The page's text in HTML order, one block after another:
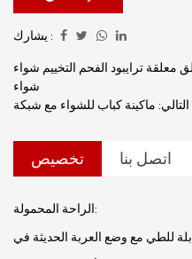
يشارك :
معلقة ترايبود الفحم التخييم شواء
شواء
التالي: ماكينة كباب للشواء مع شبكة
تخصيص اتصل بنا
الراحة المحمولة:
للطي مع وضع العربة الحديثة في